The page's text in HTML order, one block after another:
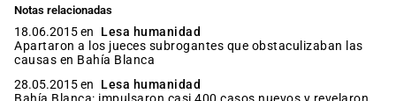
Notas relacionadas
18.06.2015 en
Lesa humanidad
Apartaron a los jueces subrogantes que obstaculizaban las
causas en Bahía Blanca
28.05.2015 en
Lesa humanidad